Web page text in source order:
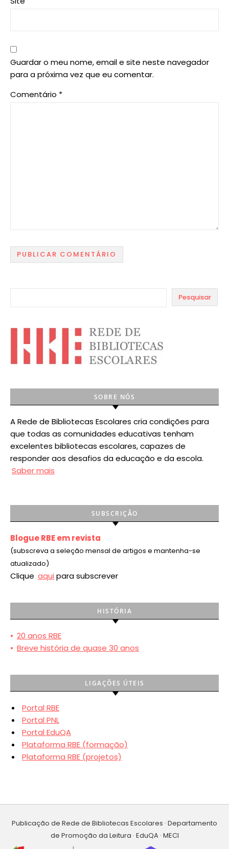
Guardar o meu nome, email e site neste navegador
para a próxima vez que eu comentar.
Comentário *
Pesquisar
SOBRE NÓS
A Rede de Bibliotecas Escolares cria condições para
que todas as comunidades educativas tenham
excelentes bibliotecas escolares, capazes de
responder aos desafios da educação e da escola.
Saber mais
SUBSCRIÇÃO
Blogue RBE em revista
(subscreva a seleção mensal de artigos e mantenha-se
atualizado)
Clique aqui para subscrever
HISTÓRIA
• 20 anos RBE
• Breve história de quase 30 anos
LIGAÇÕES ÚTEIS
Portal RBE
Portal PNL
Portal EduQA
Plataforma RBE (formação)
Plataforma RBE (projetos)
Publicação de Rede de Bibliotecas Escolares · Departamento
de Promoção da Leitura · EduQA · MECI